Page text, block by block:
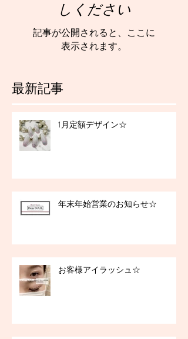
最新記事
しください
記事が公開されると、ここに
表示されます。
1月定額デザイン☆
年末年始営業のお知らせ☆
お客様アイラッシュ☆